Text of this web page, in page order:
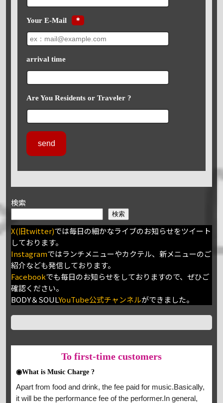
Your E-Mail ＊
arrival time
Are You Residents or Traveler ?
検索
検索
X(旧twitter)では毎日の細かなライブのお知らせをツイート
しております。
Instagramではランチメニューやカクテル、新メニューのご
紹介なども発信しております。
Facebookでも毎日のお知らせをしておりますので、ぜひご
確認ください。
BODY＆SOULYouTube公式チャンネルができました。
To first-time customers
◉What is Music Charge ?
Apart from food and drink, the fee paid for music.Basically,
it will be the performance fee of the performer.In general,